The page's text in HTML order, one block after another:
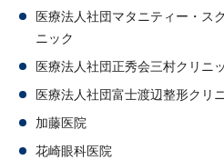
医療法人社団マタニティー・ス
ニック
医療法人社団正秀会三村クリニ
医療法人社団富士渡辺整形クリ
加藤医院
花崎眼科医院